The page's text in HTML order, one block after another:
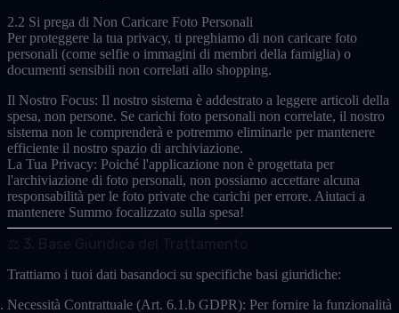
2.2 Si prega di Non Caricare Foto Personali
Per proteggere la tua privacy, ti preghiamo di non caricare foto
personali (come selfie o immagini di membri della famiglia) o
documenti sensibili non correlati allo shopping.
Il Nostro Focus: Il nostro sistema è addestrato a leggere articoli della
spesa, non persone. Se carichi foto personali non correlate, il nostro
sistema non le comprenderà e potremmo eliminarle per mantenere
efficiente il nostro spazio di archiviazione.
La Tua Privacy: Poiché l'applicazione non è progettata per
l'archiviazione di foto personali, non possiamo accettare alcuna
responsabilità per le foto private che carichi per errore. Aiutaci a
mantenere Summo focalizzato sulla spesa!
⚖️ 3. Base Giuridica del Trattamento
Trattiamo i tuoi dati basandoci su specifiche basi giuridiche:
Necessità Contrattuale (Art. 6.1.b GDPR): Per fornire la funzionalità